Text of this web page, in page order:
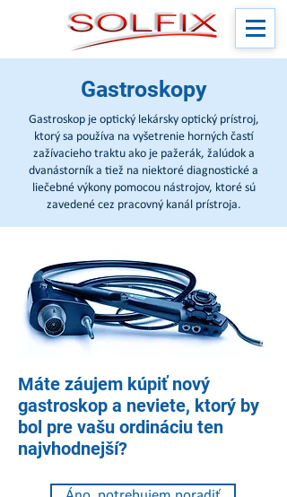
Gastroskopy
Gastroskop je optický lekársky optický prístroj,
ktorý sa používa na vyšetrenie horných častí
zažívacieho traktu ako je pažerák, žalúdok a
dvanástorník a tiež na niektoré diagnostické a
liečebné výkony pomocou nástrojov, ktoré sú
zavedené cez pracovný kanál prístroja.
Máte záujem kúpiť nový
gastroskop a neviete, ktorý by
bol pre vašu ordináciu ten
najvhodnejší?